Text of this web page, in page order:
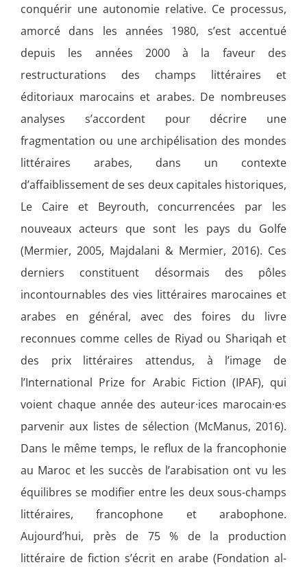
conquérir une autonomie relative. Ce processus,
amorcé dans les années 1980, s’est accentué
depuis les années 2000 à la faveur des
restructurations des champs littéraires et
éditoriaux marocains et arabes. De nombreuses
analyses s’accordent pour décrire une
fragmentation ou une archipélisation des mondes
littéraires arabes, dans un contexte
d’affaiblissement de ses deux capitales historiques,
Le Caire et Beyrouth, concurrencées par les
nouveaux acteurs que sont les pays du Golfe
(Mermier, 2005, Majdalani & Mermier, 2016). Ces
derniers constituent désormais des pôles
incontournables des vies littéraires marocaines et
arabes en général, avec des foires du livre
reconnues comme celles de Riyad ou Shariqah et
des prix littéraires attendus, à l’image de
l’International Prize for Arabic Fiction (IPAF), qui
voient chaque année des auteur·ices marocain·es
parvenir aux listes de sélection (McManus, 2016).
Dans le même temps, le reflux de la francophonie
au Maroc et les succès de l’arabisation ont vu les
équilibres se modifier entre les deux sous-champs
littéraires, francophone et arabophone.
Aujourd’hui, près de 75 % de la production
littéraire de fiction s’écrit en arabe (Fondation al-